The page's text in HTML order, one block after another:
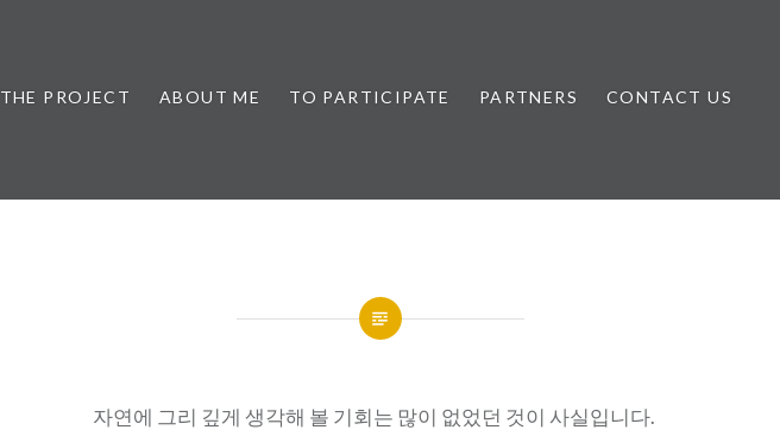
THE PROJECT ABOUT ME TO PARTICIPATE PARTNERS CONTACT US
자연에 그리 깊게 생각해 볼 기회는 많이 없었던 것이 사실입니다.